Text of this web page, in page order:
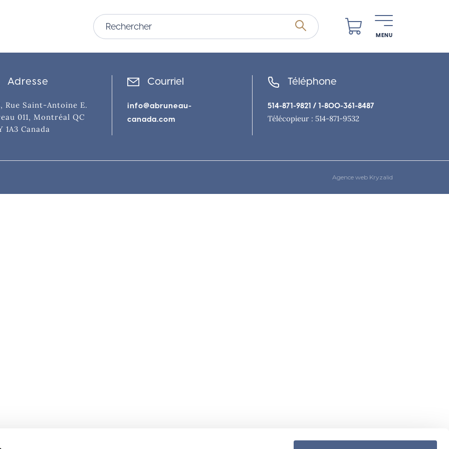
MENU
Adresse
Rue Saint-Antoine E.
011, Montréal QC
1A3 Canada
Courriel
info@abruneau-
canada.com
Téléphone
514-871-9821 / 1-800-361-8487
Télécopieur : 514-871-9532
Agence web Kryzalid